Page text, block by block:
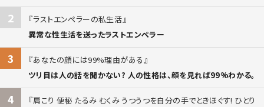
2
ラストエンペラーの私生活
異常な性生活を送ったラストエンペラー
3
あなたの顔には99%理由がある
ツリ目は人の話を聞かない? 人の性格は、顔を見れば99%わかる。
4
肩こり 便秘 たるみ むくみ うつうつを自分の手でときほぐす! ひとり